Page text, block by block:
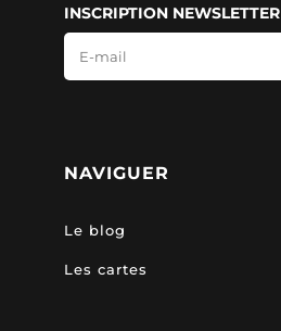
INSCRIPTION NEWSLETTER
NAVIGUER
Le blog
Les cartes